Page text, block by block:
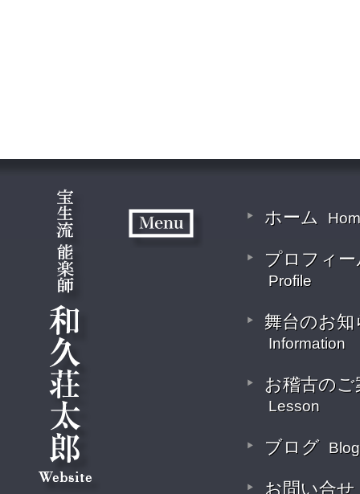
ホーム
プロフィー
Profile
舞台のお知
Information
お稽古のご
Lesson
ブログ Blog
お問い合せ